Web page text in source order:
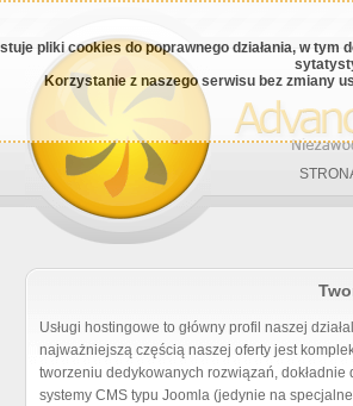
pliki cookies do poprawnego działania, w
Korzystanie z naszego serwisu bez zmiany
Usługi hostingowe to główny profil naszej
najważniejszą częścią naszej oferty jest
tworzeniu dedykowanych rozwiązań,
systemy CMS typu Joomla (jedynie na